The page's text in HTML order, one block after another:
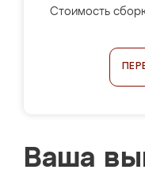
Стоимость
Ваша